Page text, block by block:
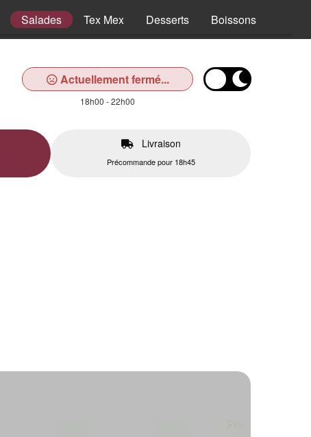
Salades Tex Mex Desserts Boissons
Actuellement fermé...
18h00 - 22h00
Livraison
Précommande pour 18h45